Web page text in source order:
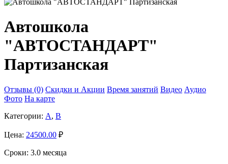
Автошкола
"АВТОСТАНДАРТ"
Партизанская
Отзывы (0) Скидки и Акции Время занятий Видео Аудио
Фото На карте
Категории: A, B
Цена: 24500.00 ₽
Сроки: 3.0 месяца